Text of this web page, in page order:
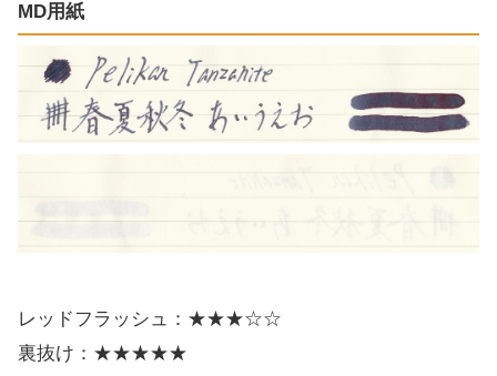
MD用紙
レッドフラッシュ：★★★☆☆
裏抜け：★★★★★